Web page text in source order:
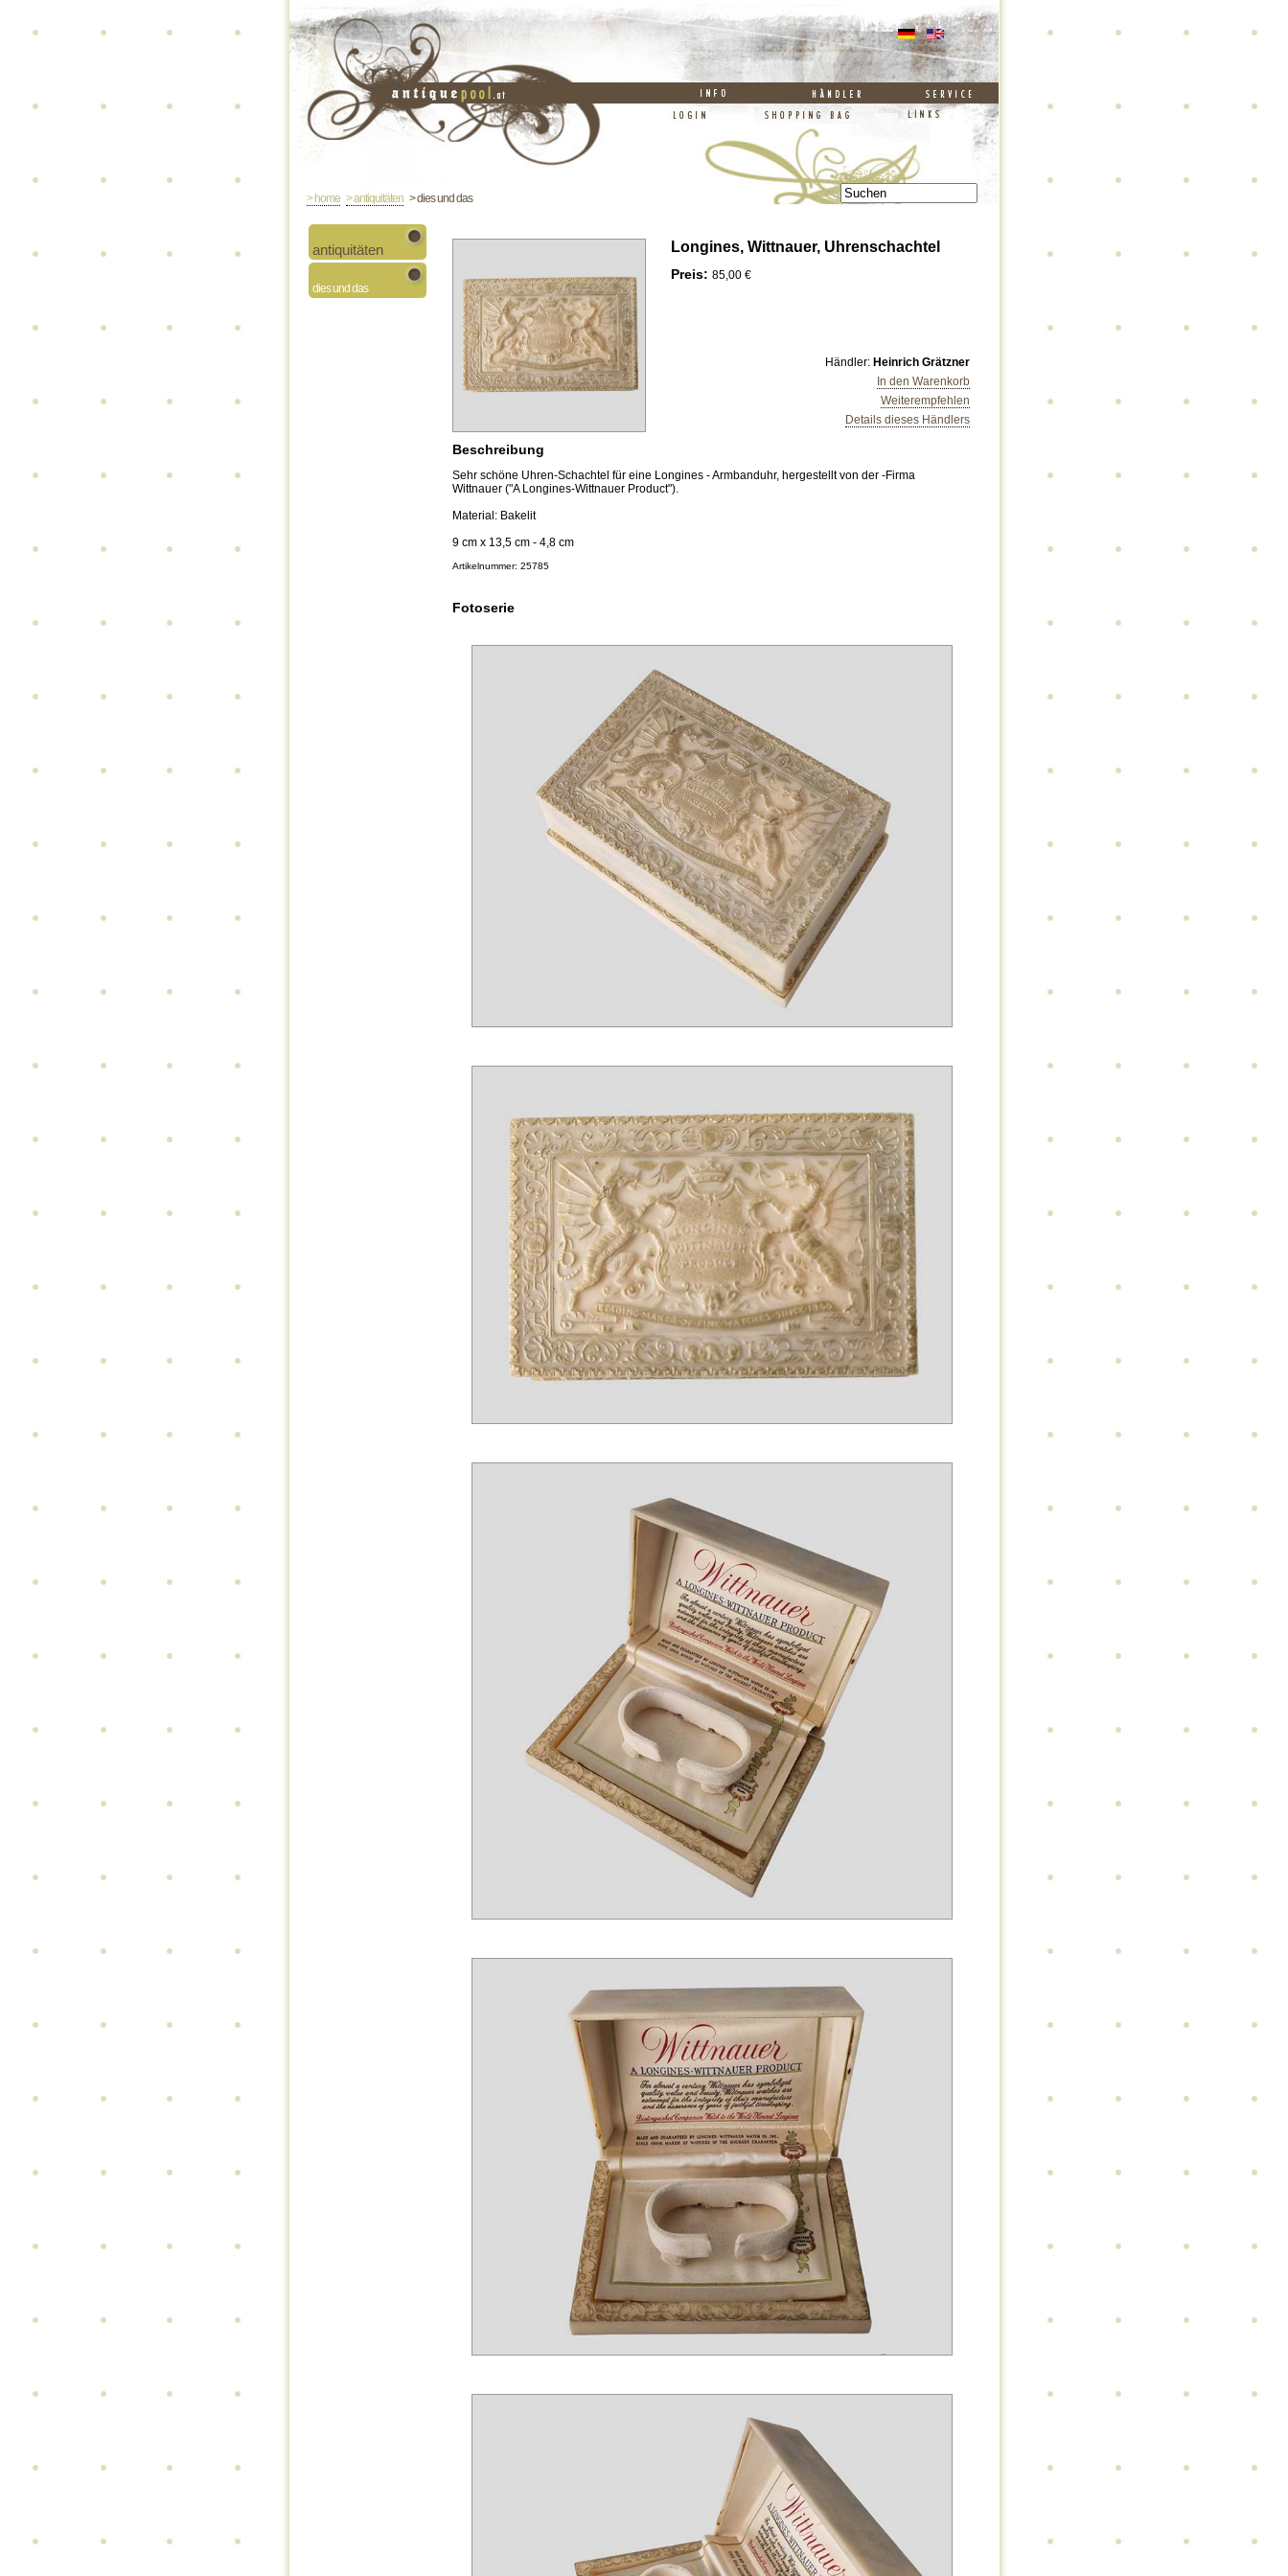
> home > antiquitäten > dies und das
antiquitäten
dies und das
Longines, Wittnauer, Uhrenschachtel
Preis: 85,00 €
Weiterempfehlen
In den Warenkorb
Händler: Heinrich Grätzner
Details dieses Händlers
Beschreibung
Sehr schöne Uhren-Schachtel für eine Longines - Armbanduhr, hergestellt von der -Firma
Wittnauer ("A Longines-Wittnauer Product").
Material: Bakelit
9 cm x 13,5 cm - 4,8 cm
Artikelnummer: 25785
Fotoserie